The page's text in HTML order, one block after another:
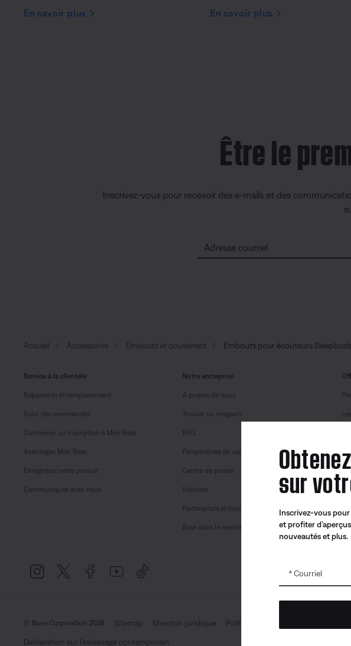
En savoir plus En savoir plus
Être le
Inscrivez-vous pour recevoir des e-mails et des
Adresse courriel
Accueil Accessoires Embouts et coussinets Embouts pour écouteurs
Service à la clientèle
Réparation et remplacement
Suivi des commandes
Connexion ou Inscription à Mon Bose
Avantages Mon Bose
Enregistrez votre produit
Communiquez avec nous
Notre entreprise
À propos de nous
Trouver un magasin
ESG
Perspectives de carrière
Centre de presse
Histoires
Partenariats et licences
Bose dans le monde
© Bose Corporation 2026 Sitemap Mention juridique Politique de confidentialité
Déclaration sur l’esclavage contemporain
sur
Inscrivez-vous
et profiter
nouveautés et plus.
Courriel